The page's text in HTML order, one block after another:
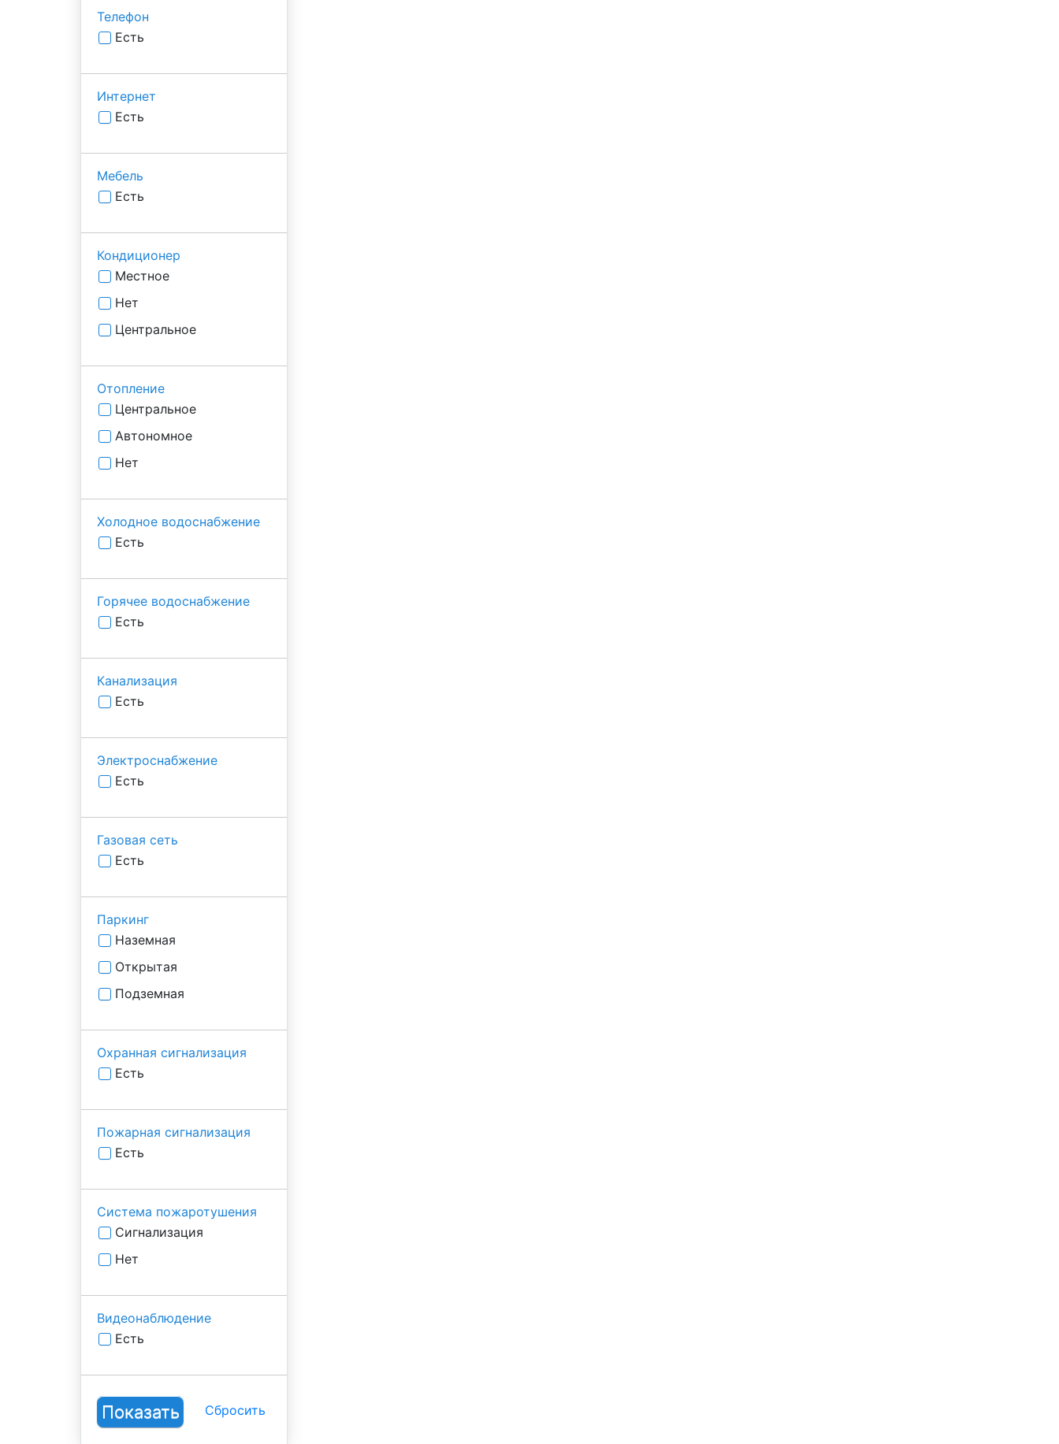
Телефон
Есть
Интернет
Есть
Мебель
Есть
Кондиционер
Местное
Нет
Центральное
Отопление
Центральное
Автономное
Нет
Холодное водоснабжение
Есть
Горячее водоснабжение
Есть
Канализация
Есть
Электроснабжение
Есть
Газовая сеть
Есть
Паркинг
Наземная
Открытая
Подземная
Охранная сигнализация
Есть
Пожарная сигнализация
Есть
Система пожаротушения
Сигнализация
Нет
Видеонаблюдение
Есть
Сбросить